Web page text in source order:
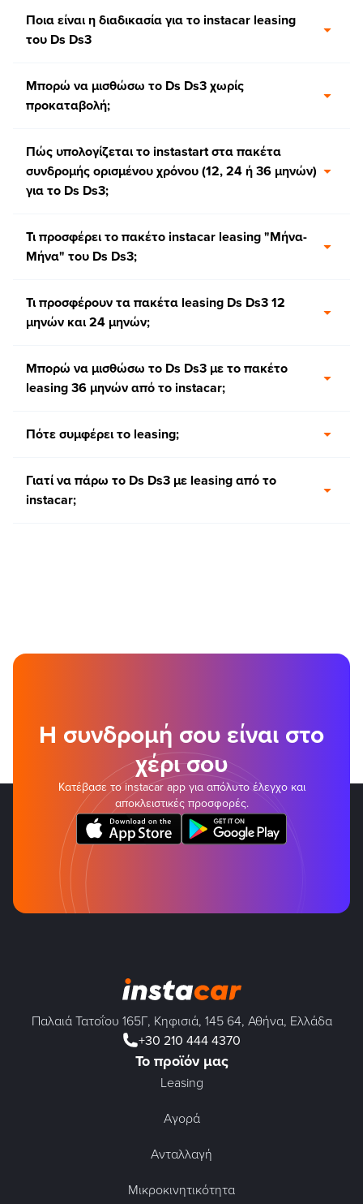
Ποια είναι η διαδικασία για το instacar leasing
του Ds Ds3
Μπορώ να μισθώσω το Ds Ds3 χωρίς
προκαταβολή;
Πώς υπολογίζεται το instastart στα πακέτα
συνδρομής ορισμένου χρόνου (12, 24 ή 36 μηνών)
για το Ds Ds3;
Τι προσφέρει το πακέτο instacar leasing "Μήνα-
Μήνα" του Ds Ds3;
Τι προσφέρουν τα πακέτα leasing Ds Ds3 12
μηνών και 24 μηνών;
Μπορώ να μισθώσω το Ds Ds3 με το πακέτο
leasing 36 μηνών από το instacar;
Πότε συμφέρει το leasing;
Γιατί να πάρω το Ds Ds3 με leasing από το
instacar;
Η συνδρομή σου είναι στο
χέρι σου
Κατέβασε το instacar app για απόλυτο έλεγχο και
αποκλειστικές προσφορές.
Παλαιά Τατοΐου 165Γ, Κηφισιά, 145 64, Αθήνα, Ελλάδα
+30 210 444 4370
Το προϊόν μας
Leasing
Αγορά
Ανταλλαγή
Μικροκινητικότητα